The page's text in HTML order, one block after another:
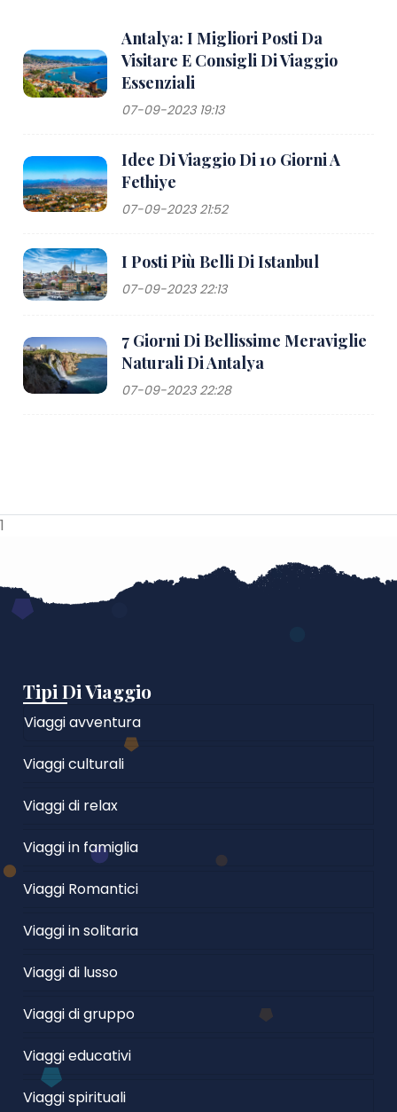
Antalya: I Migliori Posti Da
Visitare E Consigli Di Viaggio
Essenziali
07-09-2023 19:13
Idee Di Viaggio Di 10 Giorni A
Fethiye
07-09-2023 21:52
I Posti Più Belli Di Istanbul
07-09-2023 22:13
7 Giorni Di Bellissime Meraviglie
Naturali Di Antalya
07-09-2023 22:28
1
Tipi Di Viaggio
Viaggi avventura
Viaggi culturali
Viaggi di relax
Viaggi in famiglia
Viaggi Romantici
Viaggi in solitaria
Viaggi di lusso
Viaggi di gruppo
Viaggi educativi
Viaggi spirituali